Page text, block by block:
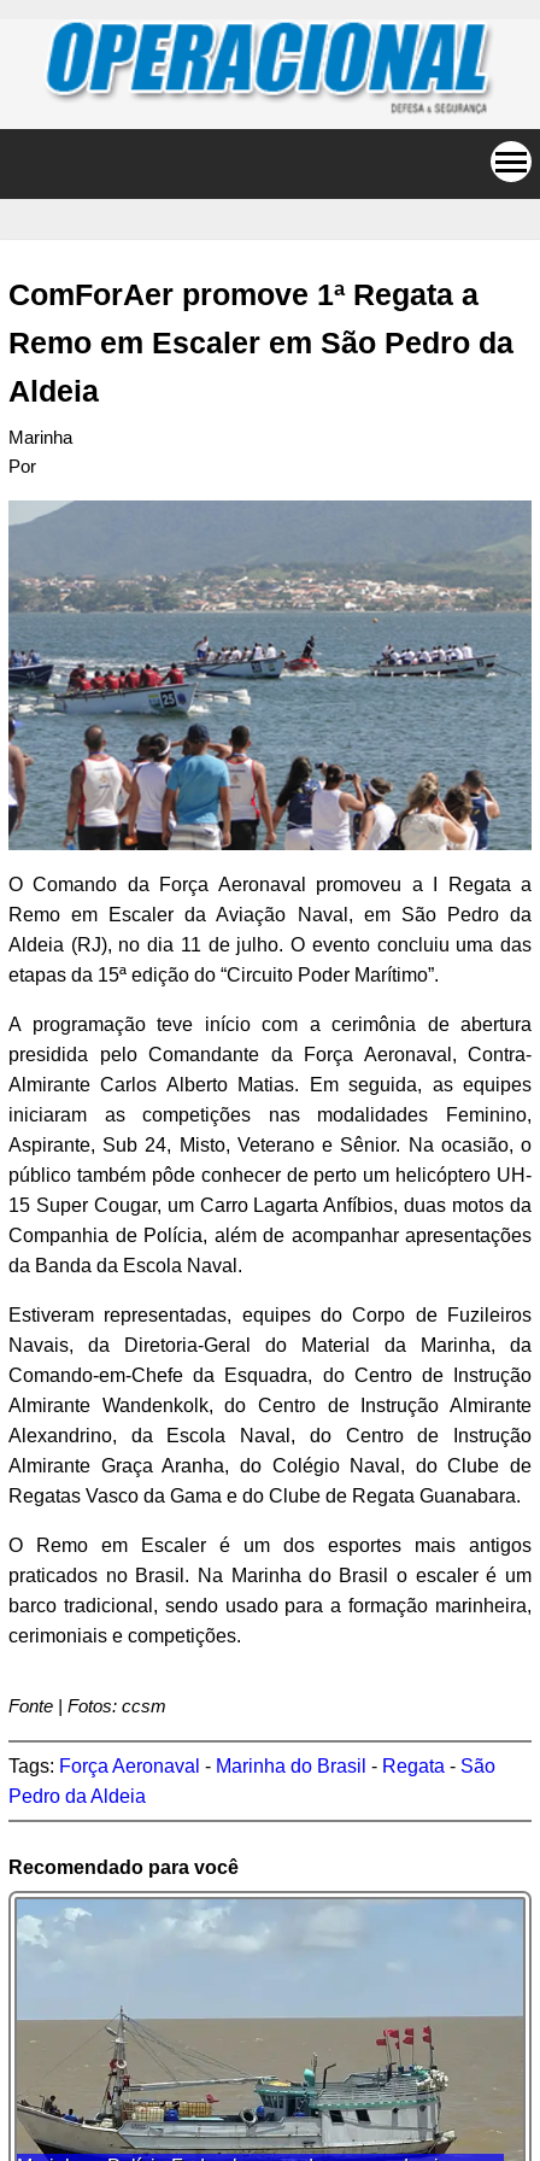
ComForAer promove 1ª Regata a
Remo em Escaler em São Pedro da
Aldeia
Marinha
Por
O Comando da Força Aeronaval promoveu a I Regata a
Remo em Escaler da Aviação Naval, em São Pedro da
Aldeia (RJ), no dia 11 de julho. O evento concluiu uma das
etapas da 15ª edição do “Circuito Poder Marítimo”.
A programação teve início com a cerimônia de abertura
presidida pelo Comandante da Força Aeronaval, Contra-
Almirante Carlos Alberto Matias. Em seguida, as equipes
iniciaram as competições nas modalidades Feminino,
Aspirante, Sub 24, Misto, Veterano e Sênior. Na ocasião, o
público também pôde conhecer de perto um helicóptero UH-
15 Super Cougar, um Carro Lagarta Anfíbios, duas motos da
Companhia de Polícia, além de acompanhar apresentações
da Banda da Escola Naval.
Estiveram representadas, equipes do Corpo de Fuzileiros
Navais, da Diretoria-Geral do Material da Marinha, da
Comando-em-Chefe da Esquadra, do Centro de Instrução
Almirante Wandenkolk, do Centro de Instrução Almirante
Alexandrino, da Escola Naval, do Centro de Instrução
Almirante Graça Aranha, do Colégio Naval, do Clube de
Regatas Vasco da Gama e do Clube de Regata Guanabara.
O Remo em Escaler é um dos esportes mais antigos
praticados no Brasil. Na Marinha do Brasil o escaler é um
barco tradicional, sendo usado para a formação marinheira,
cerimoniais e competições.
Fonte | Fotos: ccsm
Tags: Força Aeronaval - Marinha do Brasil - Regata - São
Pedro da Aldeia
Recomendado para você